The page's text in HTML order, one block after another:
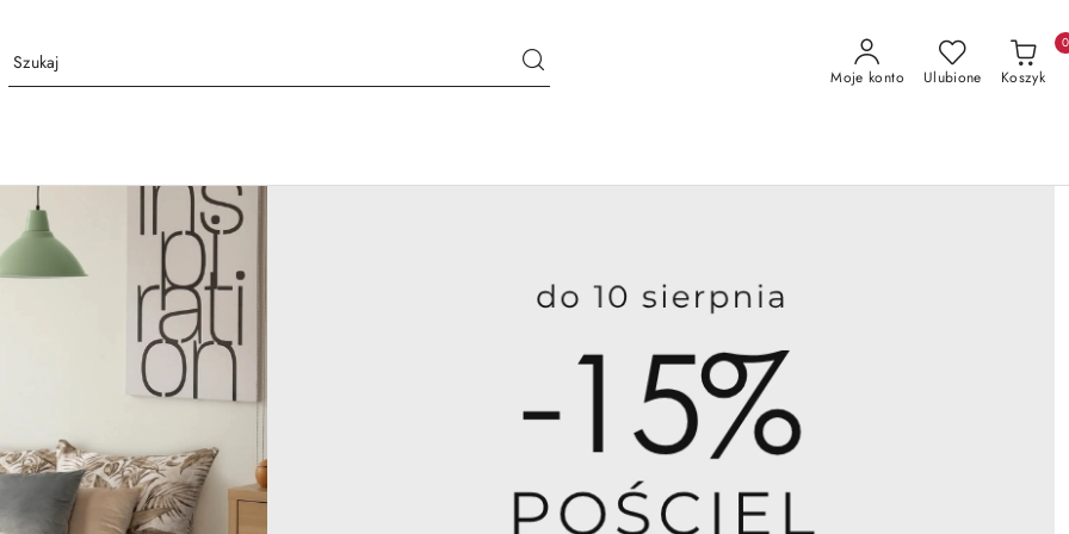
Moje konto Ulubione Koszyk
0